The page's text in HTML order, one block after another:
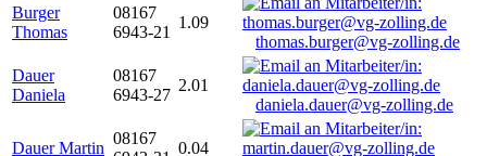
Burger
Thomas
08167
6943-21
1.09
thomas.burger@vg-zolling.de
Dauer
Daniela
08167
6943-27
2.01
daniela.dauer@vg-zolling.de
Dauer Martin
08167
0.04